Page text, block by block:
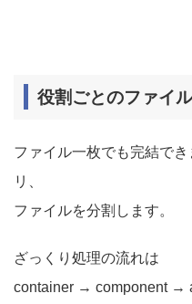
役割ごとのファイ
ファイル一枚でも完結で
リ、
ファイルを分割します。
ざっくり処理の流れは
container → component →